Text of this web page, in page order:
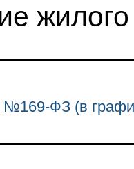
№169-ФЗ (в